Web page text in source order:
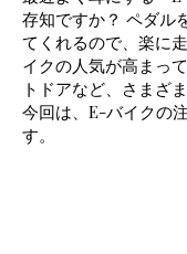
存知ですか？ ペダル
てくれるので、楽に
イクの人気が高まっ
トドアなど、さまざ
今回は、E-バイクの
す。